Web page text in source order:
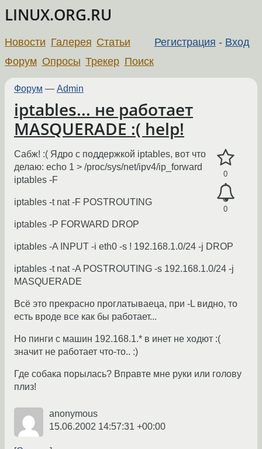
LINUX.ORG.RU
Регистрация - Вход
Новости Галерея Статьи
Форум Опросы Трекер Поиск
Форум — Admin
iptables... не работает
MASQUERADE :( help!
0
0
Сабж! :( Ядро с поддержкой iptables, вот что
делаю: echo 1 > /proc/sys/net/ipv4/ip_forward
iptables -F
iptables -t nat -F POSTROUTING
iptables -P FORWARD DROP
iptables -A INPUT -i eth0 -s ! 192.168.1.0/24 -j DROP
iptables -t nat -A POSTROUTING -s 192.168.1.0/24 -j
MASQUERADE
Всё это прекрасно проглатываеца, при -L видно, то
есть вроде все как бы работает...
Но пинги с машин 192.168.1.* в инет не ходют :(
значит не работает что-то.. :)
Где собака порылась? Вправте мне руки или голову
плиз!
anonymous
15.06.2002 14:57:31 +00:00